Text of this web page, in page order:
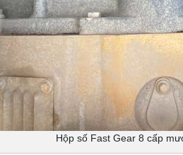
Hộp số Fast Gear 8 cấp